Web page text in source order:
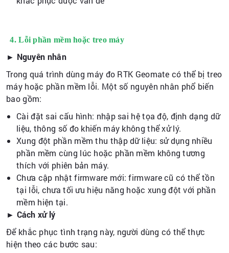
4. Lỗi phần mềm hoặc treo máy
► Nguyên nhân
Trong quá trình dùng máy đo RTK Geomate có thể bị treo
máy hoặc phần mềm lỗi. Một số nguyên nhân phổ biến
bao gồm:
Cài đặt sai cấu hình: nhập sai hệ tọa độ, định dạng dữ
liệu, thông số đo khiến máy không thể xử lý.
Xung đột phần mềm thu thập dữ liệu: sử dụng nhiều
phần mềm cùng lúc hoặc phần mềm không tương
thích với phiên bản máy.
Chưa cập nhật firmware mới: firmware cũ có thể tồn
tại lỗi, chưa tối ưu hiệu năng hoặc xung đột với phần
mềm hiện tại.
► Cách xử lý
Để khắc phục tình trạng này, người dùng có thể thực
hiện theo các bước sau: